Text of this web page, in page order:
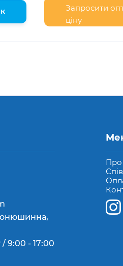
Запросити
ціну
9:00 - 17:00
Про